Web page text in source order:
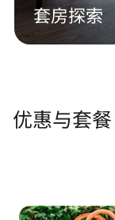
套房探索
优惠与套餐